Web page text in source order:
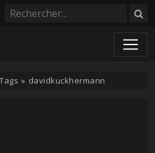
Tags » davidkuckhermann